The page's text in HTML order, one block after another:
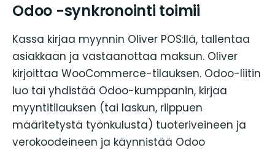
Odoo -synkronointi toimii
Kassa kirjaa myynnin Oliver POS:llä, tallentaa
asiakkaan ja vastaanottaa maksun. Oliver
kirjoittaa WooCommerce-tilauksen. Odoo-liitin
luo tai yhdistää Odoo-kumppanin, kirjaa
myyntitilauksen (tai laskun, riippuen
määritetystä työnkulusta) tuoteriveineen ja
verokoodeineen ja käynnistää Odoo